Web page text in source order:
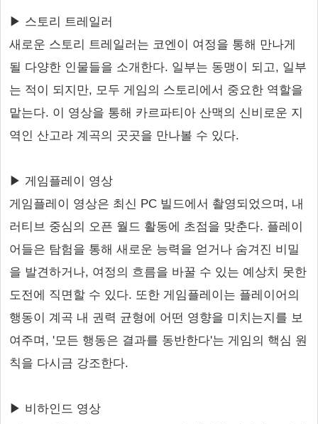
▶ 스토리 트레일러
새로운 스토리 트레일러는 코엔이 여정을 통해 만나게
될 다양한 인물들을 소개한다. 일부는 동맹이 되고, 일부
는 적이 되지만, 모두 게임의 스토리에서 중요한 역할을
맡는다. 이 영상을 통해 카르파티아 산맥의 신비로운 지
역인 산고라 계곡의 곳곳을 만나볼 수 있다.
▶ 게임플레이 영상
게임플레이 영상은 최신 PC 빌드에서 촬영되었으며, 내
러티브 중심의 오픈 월드 활동에 초점을 맞춘다. 플레이
어들은 탐험을 통해 새로운 능력을 얻거나 숨겨진 비밀
을 발견하거나, 여정의 흐름을 바꿀 수 있는 예상치 못한
도전에 직면할 수 있다. 또한 게임플레이는 플레이어의
행동이 계곡 내 권력 균형에 어떤 영향을 미치는지를 보
여주며, '모든 행동은 결과를 동반한다'는 게임의 핵심 원
칙을 다시금 강조한다.
▶ 비하인드 영상